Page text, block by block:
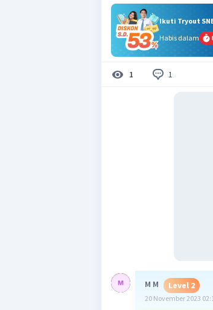
Ikuti Tryout
Habis dalam
1 1
M M Level 2
20 November 2023